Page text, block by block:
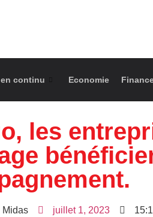
en continu Economie
les
Midas juillet 1, 2023